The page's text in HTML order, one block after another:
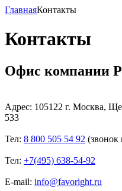
ГлавнаяКонтакты
Контакты
Офис компании
Адрес: 105122 г. Москва,
533
Тел: 8 800 505 54 92 (звонок
Тел: +7(495) 638-54-92
E-mail: info@favoright.ru